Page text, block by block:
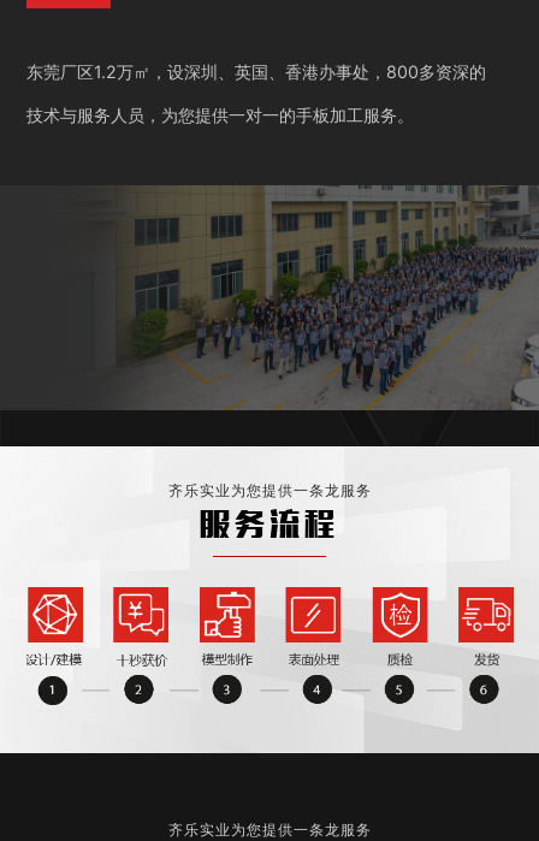
东莞厂区1.2万㎡，设深圳、英国、香港办事处，800多资深的
技术与服务人员，为您提供一对一的手板加工服务。
齐乐实业为您提供一条龙服务
服务流程
齐乐实业为您提供一条龙服务